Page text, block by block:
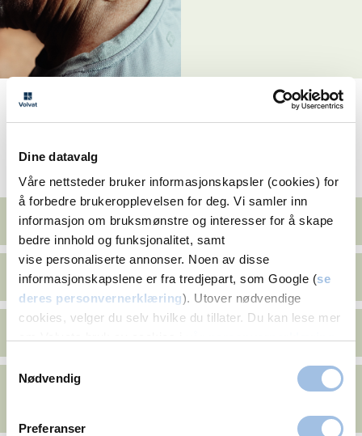
Dine datavalg
Våre nettsteder bruker informasjonskapsler (cookies) for
å forbedre brukeropplevelsen for deg. Vi samler inn
informasjon om bruksmønstre og interesser for å skape
bedre innhold og funksjonalitet, samt
vise personaliserte annonser. Noen av disse
informasjonskapslene er fra tredjepart, som Google (se
deres personvernerklæring). Utover nødvendige
cookies, velger du selv hvilke du tillater. Du kan lese mer
Samtykkevalg
Nødvendig
Preferanser
Se alle plastisk kirurgi-artikler
Vårt behandlingstilbud i Fredrikstad
Fettsuging (liposkulptur)
Gynekomasti
Mageplastikk